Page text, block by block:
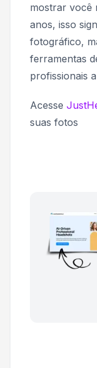
mostrar você
anos, isso
fotográfico,
ferramentas
profissionais
Acesse
suas fotos